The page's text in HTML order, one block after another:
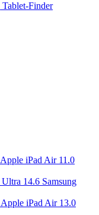
Tablet-Finder
Apple iPad Air 11.0
Samsung
Apple iPad Air 13.0